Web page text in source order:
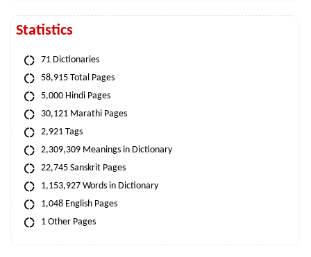
Statistics
71 Dictionaries
58,915 Total Pages
5,000 Hindi Pages
30,121 Marathi Pages
2,921 Tags
2,309,309 Meanings in Dictionary
22,745 Sanskrit Pages
1,153,927 Words in Dictionary
1,048 English Pages
1 Other Pages